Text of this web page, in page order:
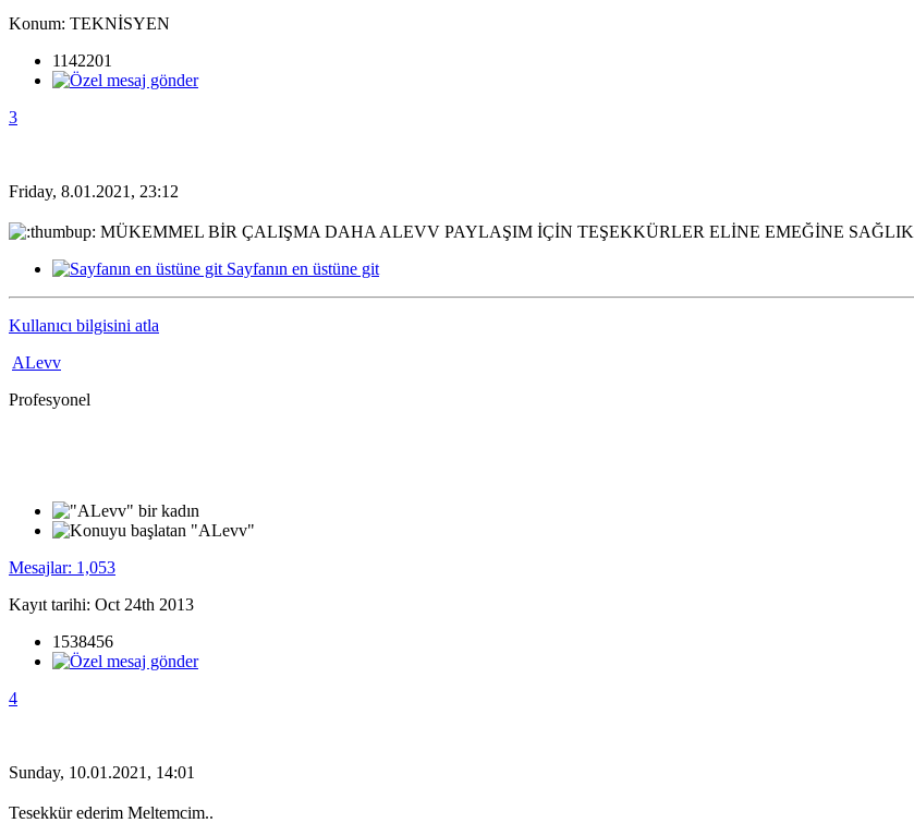
Konum: TEKNİSYEN
1142201
3
Friday, 8.01.2021, 23:12
MÜKEMMEL BİR ÇALIŞMA DAHA ALEVV PAYLAŞIM İÇİN TEŞEKKÜRLER ELİNE EMEĞİNE SAĞLIK
Sayfanın en üstüne git
Kullanıcı bilgisini atla
ALevv
Profesyonel
Mesajlar: 1,053
Kayıt tarihi: Oct 24th 2013
1538456
4
Sunday, 10.01.2021, 14:01
Tesekkür ederim Meltemcim..